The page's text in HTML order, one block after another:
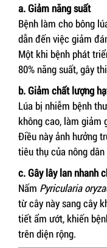
a. Giảm năng suất
Bệnh làm cho bông
dẫn đến việc giảm
Một khi bệnh phát
80% năng suất, gây
b. Giảm chất lượng
Lúa bị nhiễm bệnh
không cao, làm giảm
Điều này ảnh hưởng
tiêu thụ của nông
c. Gây lây lan nhanh
Nấm Pyricularia
từ cây này sang cây
tiết ẩm ướt, khiến
trên diện rộng.